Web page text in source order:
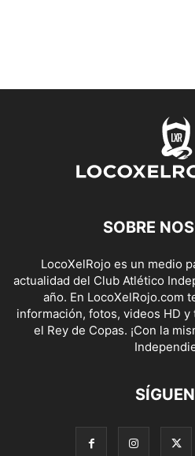
SOBRE
LocoXelRojo es un medio
actualidad del Club Atlético
año. En LocoXelRojo.com
información, fotos, videos HD
el Rey de Copas. ¡Con la